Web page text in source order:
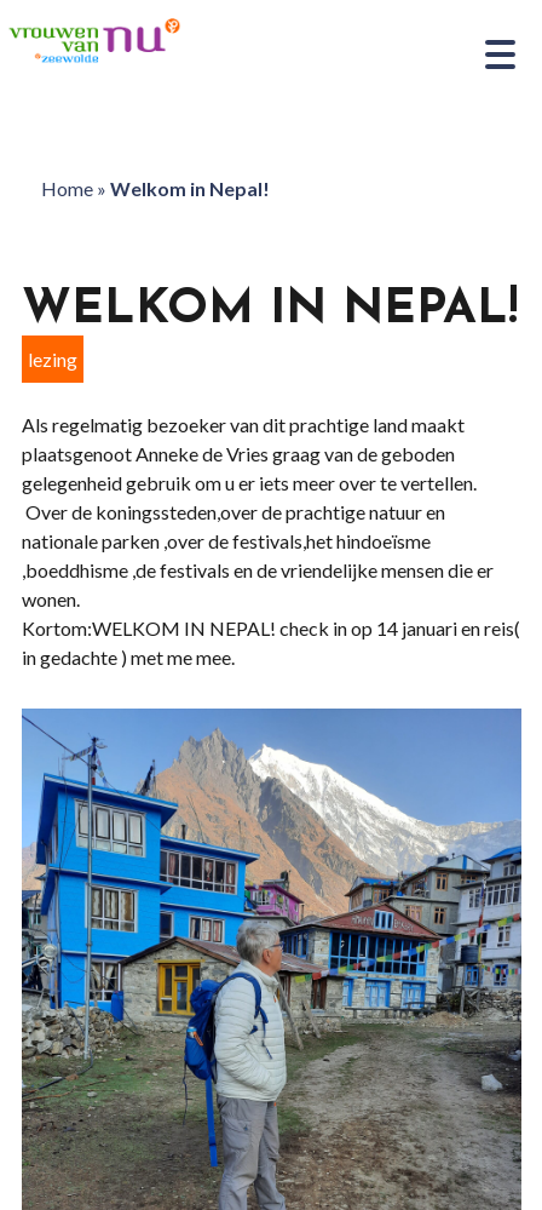
Home» Welkom in Nepal!
WELKOM IN NEPAL!
lezing
Als regelmatig bezoeker van dit prachtige land maakt
plaatsgenoot Anneke de Vries graag van de geboden
gelegenheid gebruik om u er iets meer over te vertellen.
Over de koningssteden,over de prachtige natuur en
nationale parken ,over de festivals,het hindoeïsme
,boeddhisme ,de festivals en de vriendelijke mensen die er
wonen.
Kortom:WELKOM IN NEPAL! check in op 14 januari en reis(
in gedachte ) met me mee.